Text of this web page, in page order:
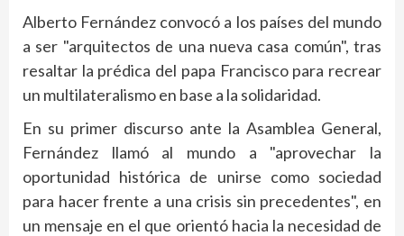
Alberto Fernández convocó a los países del mundo
a ser "arquitectos de una nueva casa común", tras
resaltar la prédica del papa Francisco para recrear
un multilateralismo en base a la solidaridad.
En su primer discurso ante la Asamblea General,
Fernández llamó al mundo a "aprovechar la
oportunidad histórica de unirse como sociedad
para hacer frente a una crisis sin precedentes", en
un mensaje en el que orientó hacia la necesidad de